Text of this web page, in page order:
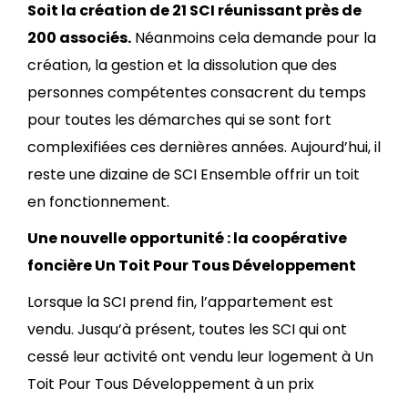
Soit la création de 21 SCI réunissant près de
200 associés. Néanmoins cela demande pour la
création, la gestion et la dissolution que des
personnes compétentes consacrent du temps
pour toutes les démarches qui se sont fort
complexifiées ces dernières années. Aujourd’hui, il
reste une dizaine de SCI Ensemble offrir un toit
en fonctionnement.
Une nouvelle opportunité : la coopérative
foncière Un Toit Pour Tous Développement
Lorsque la SCI prend fin, l’appartement est
vendu. Jusqu’à présent, toutes les SCI qui ont
cessé leur activité ont vendu leur logement à Un
Toit Pour Tous Développement à un prix